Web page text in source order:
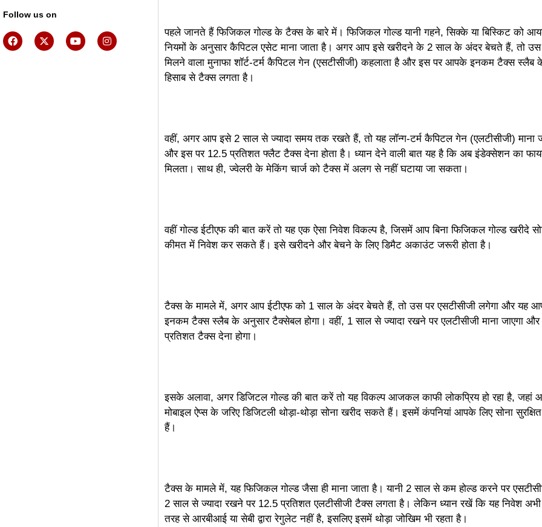
Follow us on
पहले जानते हैं फिजिकल गोल्ड के टैक्स के बारे में। फिजिकल गोल्ड यानी गहने, सिक्के या बिस्किट को
नियमों के अनुसार कैपिटल एसेट माना जाता है। अगर आप इसे खरीदने के 2 साल के अंदर बेचते हैं, तो उस
मिलने वाला मुनाफा शॉर्ट-टर्म कैपिटल गेन (एसटीसीजी) कहलाता है और इस पर आपके इनकम टैक्स स्लैब
हिसाब से टैक्स लगता है।
वहीं, अगर आप इसे 2 साल से ज्यादा समय तक रखते हैं, तो यह लॉन्ग-टर्म कैपिटल गेन (एलटीसीजी) माना
और इस पर 12.5 प्रतिशत फ्लैट टैक्स देना होता है। ध्यान देने वाली बात यह है कि अब इंडेक्सेशन का
मिलता। साथ ही, ज्वेलरी के मेकिंग चार्ज को टैक्स में अलग से नहीं घटाया जा सकता।
वहीं गोल्ड ईटीएफ की बात करें तो यह एक ऐसा निवेश विकल्प है, जिसमें आप बिना फिजिकल गोल्ड खरीदे
कीमत में निवेश कर सकते हैं। इसे खरीदने और बेचने के लिए डिमैट अकाउंट जरूरी होता है।
टैक्स के मामले में, अगर आप ईटीएफ को 1 साल के अंदर बेचते हैं, तो उस पर एसटीसीजी लगेगा और यह
इनकम टैक्स स्लैब के अनुसार टैक्सेबल होगा। वहीं, 1 साल से ज्यादा रखने पर एलटीसीजी माना जाएगा
प्रतिशत टैक्स देना होगा।
इसके अलावा, अगर डिजिटल गोल्ड की बात करें तो यह विकल्प आजकल काफी लोकप्रिय हो रहा है, जहां
मोबाइल ऐप्स के जरिए डिजिटली थोड़ा-थोड़ा सोना खरीद सकते हैं। इसमें कंपनियां आपके लिए सोना
हैं।
टैक्स के मामले में, यह फिजिकल गोल्ड जैसा ही माना जाता है। यानी 2 साल से कम होल्ड करने पर
2 साल से ज्यादा रखने पर 12.5 प्रतिशत एलटीसीजी टैक्स लगता है। लेकिन ध्यान रखें कि यह निवेश अभी
तरह से आरबीआई या सेबी द्वारा रेगुलेट नहीं है, इसलिए इसमें थोड़ा जोखिम भी रहता है।